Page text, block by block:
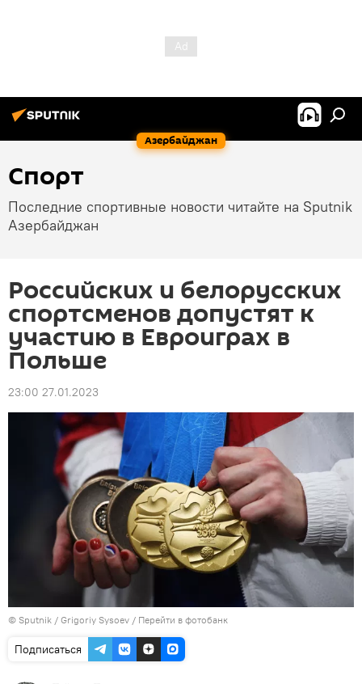
Азербайджан
Спорт
Последние спортивные новости читайте на Sputnik
Азербайджан
Российских и белорусских
спортсменов допустят к
участию в Евроиграх в
Польше
23:00 27.01.2023
© Sputnik / Grigoriy Sysoev / Перейти в фотобанк
Подписаться